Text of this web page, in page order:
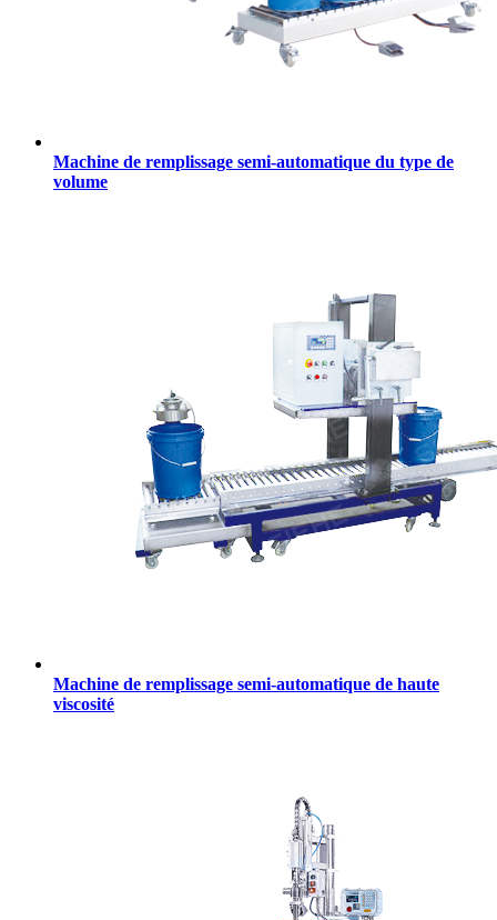
Machine de remplissage semi-automatique du type de
volume
Machine de remplissage semi-automatique de haute
viscosité